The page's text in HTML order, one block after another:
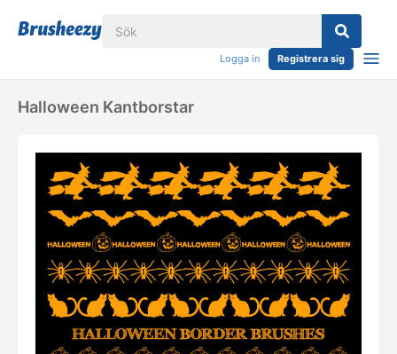
Logga in Registrera sig
Halloween Kantborstar